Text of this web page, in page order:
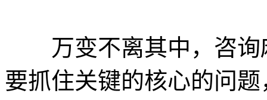
万变不离其中，咨询
要抓住关键的核心的问